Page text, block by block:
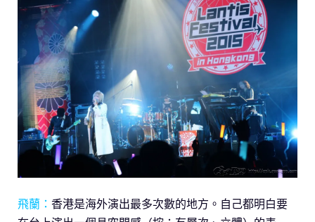
飛蘭： 香港是海外演出最多次數的地方。自己都明白要